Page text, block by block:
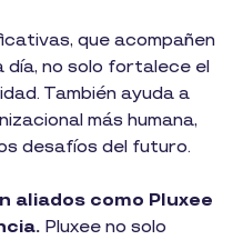
que acompañen
día, no solo fortalece el
También ayuda a
más humana,
desafíos del futuro.
aliados como Pluxee
Pluxee no solo